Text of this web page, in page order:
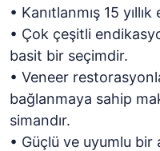
• Kanıtlanmış 15
• Çok çeşitli
basit bir seçimdir.
• Veneer
bağlanmaya sahip
simandır.
• Güçlü ve uyumlu